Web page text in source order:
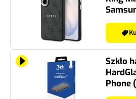
Czarny
Szkło
Phone